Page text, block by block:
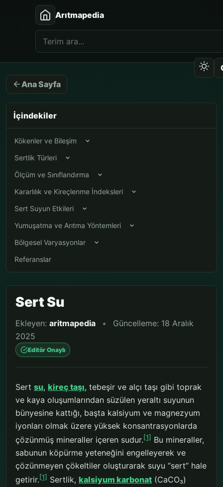
Arıtmapedia
Ana Sayfa
İçindekiler
Kökenler ve Bileşim
Sertlik Türleri
Ölçüm ve Sınıflandırma
Kararlılık ve Kireçlenme İndeksleri
Sert Suyun Etkileri
Yumuşatma ve Arıtma Yöntemleri
Bölgesel Varyasyonlar
Referanslar
Sert Su
Ekleyen: aritmapedia •
Güncelleme: 18 Aralık
2025
Editör Onaylı
Sert su, kireç taşı, tebeşir ve alçı taşı gibi toprak
ve kaya oluşumlarından süzülen yeraltı suyunun
bünyesine kattığı, başta kalsiyum ve magnezyum
iyonları olmak üzere yüksek konsantrasyonlarda
çözünmüş mineraller içeren sudur.[1] Bu mineraller,
sabunun köpürme yeteneğini engelleyerek ve
çözünmeyen çökeltiler oluşturarak suyu “sert” hale
getirir.[1] Sertlik, kalsiyum karbonat (CaCO₃)